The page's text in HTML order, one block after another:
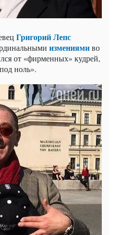
Григорий Лепс
измениямиво
от «фирменных» кудрей,
ноль».